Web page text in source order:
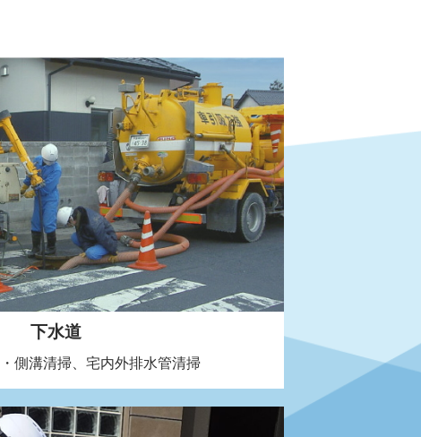
下水道
側溝清掃、宅内外排水管清掃